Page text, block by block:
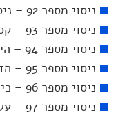
ניסוי מספר 92 – ניסוי "יד המכשפה"
ניסוי מספר 93 – קסם הכימיה
ניסוי מספר 94 – היכן הכדור?
ניסוי מספר 95 – הדגמה: נקודת אור בכימיה
ניסוי מספר 96 – כימיה עם צבעים
ניסוי מספר 97 – על מסה ונפח של גז I